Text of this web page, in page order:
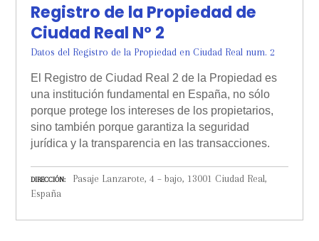
Registro de la Propiedad de
Ciudad Real Nº 2
Datos del Registro de la Propiedad en Ciudad Real num. 2
El Registro de Ciudad Real 2 de la Propiedad es
una institución fundamental en España, no sólo
porque protege los intereses de los propietarios,
sino también porque garantiza la seguridad
jurídica y la transparencia en las transacciones.
DIRECCIÓN
Pasaje Lanzarote, 4 – bajo, 13001 Ciudad Real,
España